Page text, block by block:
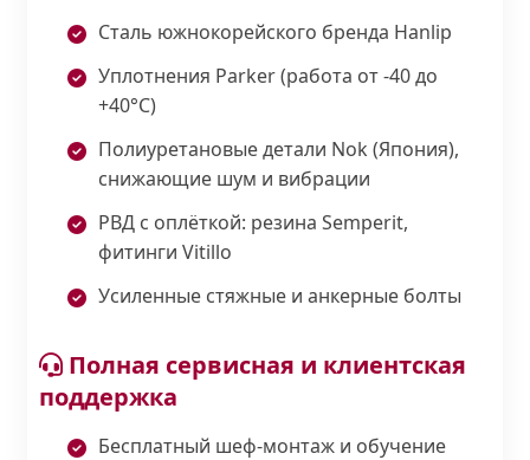
Сталь южнокорейского бренда Hanlip
Уплотнения Parker (работа от -40 до
+40°С)
Полиуретановые детали Nok (Япония),
снижающие шум и вибрации
РВД с оплёткой: резина Semperit,
фитинги Vitillo
Усиленные стяжные и анкерные болты
Полная сервисная и клиентская
поддержка
Бесплатный шеф-монтаж и обучение